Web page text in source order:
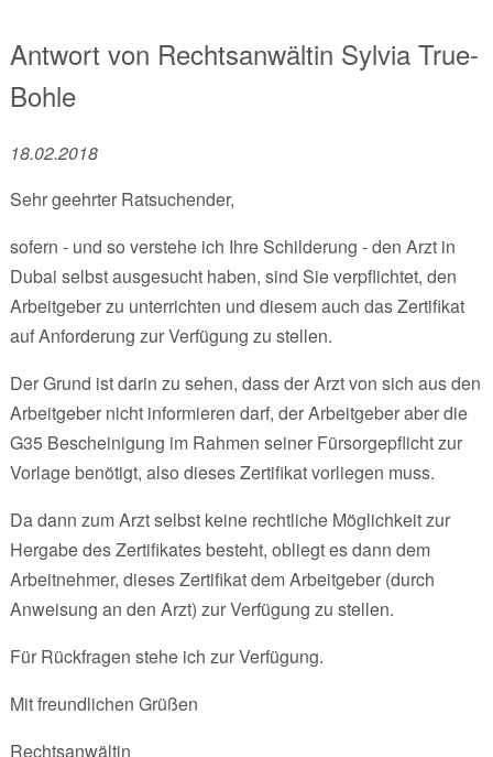
Antwort von Rechtsanwältin Sylvia True-
Bohle
18.02.2018
Sehr geehrter Ratsuchender,
sofern - und so verstehe ich Ihre Schilderung - den Arzt in
Dubai selbst ausgesucht haben, sind Sie verpflichtet, den
Arbeitgeber zu unterrichten und diesem auch das Zertifikat
auf Anforderung zur Verfügung zu stellen.
Der Grund ist darin zu sehen, dass der Arzt von sich aus den
Arbeitgeber nicht informieren darf, der Arbeitgeber aber die
G35 Bescheinigung im Rahmen seiner Fürsorgepflicht zur
Vorlage benötigt, also dieses Zertifikat vorliegen muss.
Da dann zum Arzt selbst keine rechtliche Möglichkeit zur
Hergabe des Zertifikates besteht, obliegt es dann dem
Arbeitnehmer, dieses Zertifikat dem Arbeitgeber (durch
Anweisung an den Arzt) zur Verfügung zu stellen.
Für Rückfragen stehe ich zur Verfügung.
Mit freundlichen Grüßen
Rechtsanwältin